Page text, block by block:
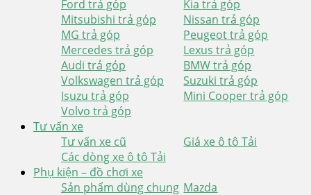
Ford trả góp
Kia trả góp
Mitsubishi trả góp
Nissan trả góp
MG trả góp
Peugeot trả góp
Mercedes trả góp
Lexus trả góp
Audi trả góp
BMW trả góp
Volkswagen trả góp
Suzuki trả góp
Isuzu trả góp
Mini Cooper trả góp
Volvo trả góp
Tư vấn xe
Tư vấn xe cũ
Giá xe ô tô Tải
Các dòng xe ô tô Tải
Phụ kiện – đồ chơi xe
Sản phẩm dùng chung Mazda